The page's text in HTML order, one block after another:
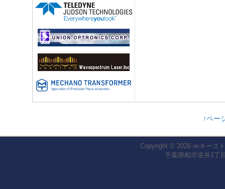
↑ペー
Copyright © 2026 ㈱キース
千葉県柏市逆井1丁